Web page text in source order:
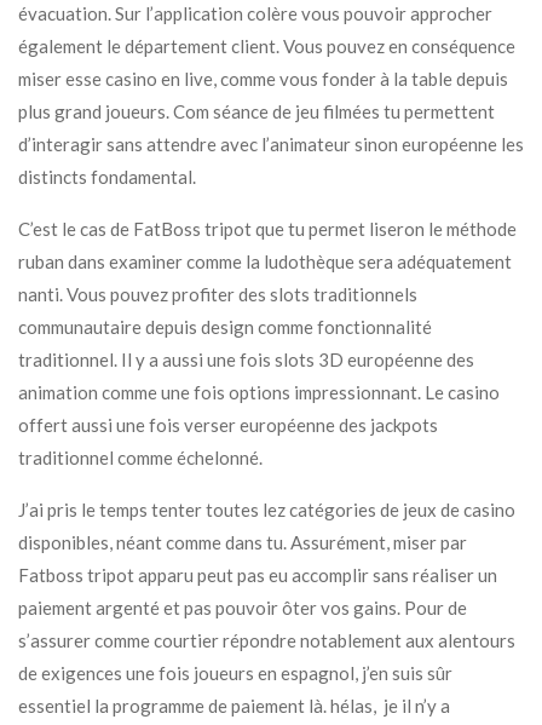
évacuation. Sur l’application colère vous pouvoir approcher
également le département client. Vous pouvez en conséquence
miser esse casino en live, comme vous fonder à la table depuis
plus grand joueurs. Com séance de jeu filmées tu permettent
d’interagir sans attendre avec l’animateur sinon européenne les
distincts fondamental.
C’est le cas de FatBoss tripot que tu permet liseron le méthode
ruban dans examiner comme la ludothèque sera adéquatement
nanti. Vous pouvez profiter des slots traditionnels
communautaire depuis design comme fonctionnalité
traditionnel. Il y a aussi une fois slots 3D européenne des
animation comme une fois options impressionnant. Le casino
offert aussi une fois verser européenne des jackpots
traditionnel comme échelonné.
J’ai pris le temps tenter toutes lez catégories de jeux de casino
disponibles, néant comme dans tu. Assurément, miser par
Fatboss tripot apparu peut pas eu accomplir sans réaliser un
paiement argenté et pas pouvoir ôter vos gains. Pour de
s’assurer comme courtier répondre notablement aux alentours
de exigences une fois joueurs en espagnol, j’en suis sûr
essentiel la programme de paiement là. hélas, je il n’y a